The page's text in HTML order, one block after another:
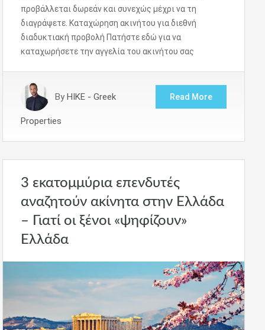
προβάλλεται δωρεάν και συνεχώς μέχρι να τη
διαγράψετε. Καταχώρηση ακινήτου για διεθνή
διαδυκτιακή προβολή Πατήστε εδώ για να
καταχωρήσετε την αγγελία του ακινήτου σας
By HIKE - Greek
Properties
Read More
3 εκατομμύρια επενδυτές
αναζητούν ακίνητα στην Ελλάδα
– Γιατί οι ξένοι «ψηφίζουν»
Ελλάδα